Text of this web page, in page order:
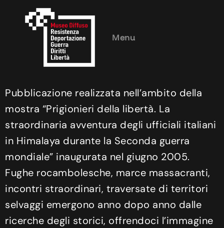
Menu
Pubblicazione realizzata nell’ambito della
mostra “Prigionieri della libertà. La
straordinaria avventura degli ufficiali italiani
in Himalaya durante la Seconda guerra
mondiale” inaugurata nel giugno 2005.
Fughe rocambolesche, marce massacranti,
incontri straordinari, traversate di territori
selvaggi emergono anno dopo anno dalle
ricerche degli storici, offrendoci l’immagine